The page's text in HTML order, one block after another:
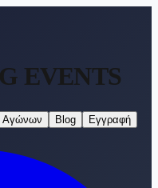
EVENTS
Αγώνων Blog
Εγγραφή